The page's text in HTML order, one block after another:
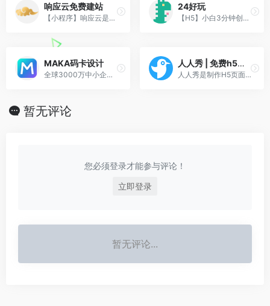
响应云免费建站
【小程序】响应云是免费可视化拖拽建网站的平台,让建站更简单。
24好玩
【H5】小白3分钟创建刷屏级H5，支持嵌入小程序运营，快速实现增粉、
MAKA码卡设计
全球3000万中小企业用户使用的在线平面设计工具，MAKA免费提供海量精美平面设计素材，快速在线PS，随时随地编辑设计模板，一键稿定设计，支持下载高清素材图片。
人人秀 | 免费h5页面制作工具
人人秀是制作H5页面、H5游戏、微信活动、H5活动、涨粉活动的利器。
暂无评论
您必须登录才能参与评论！
立即登录
暂无评论...